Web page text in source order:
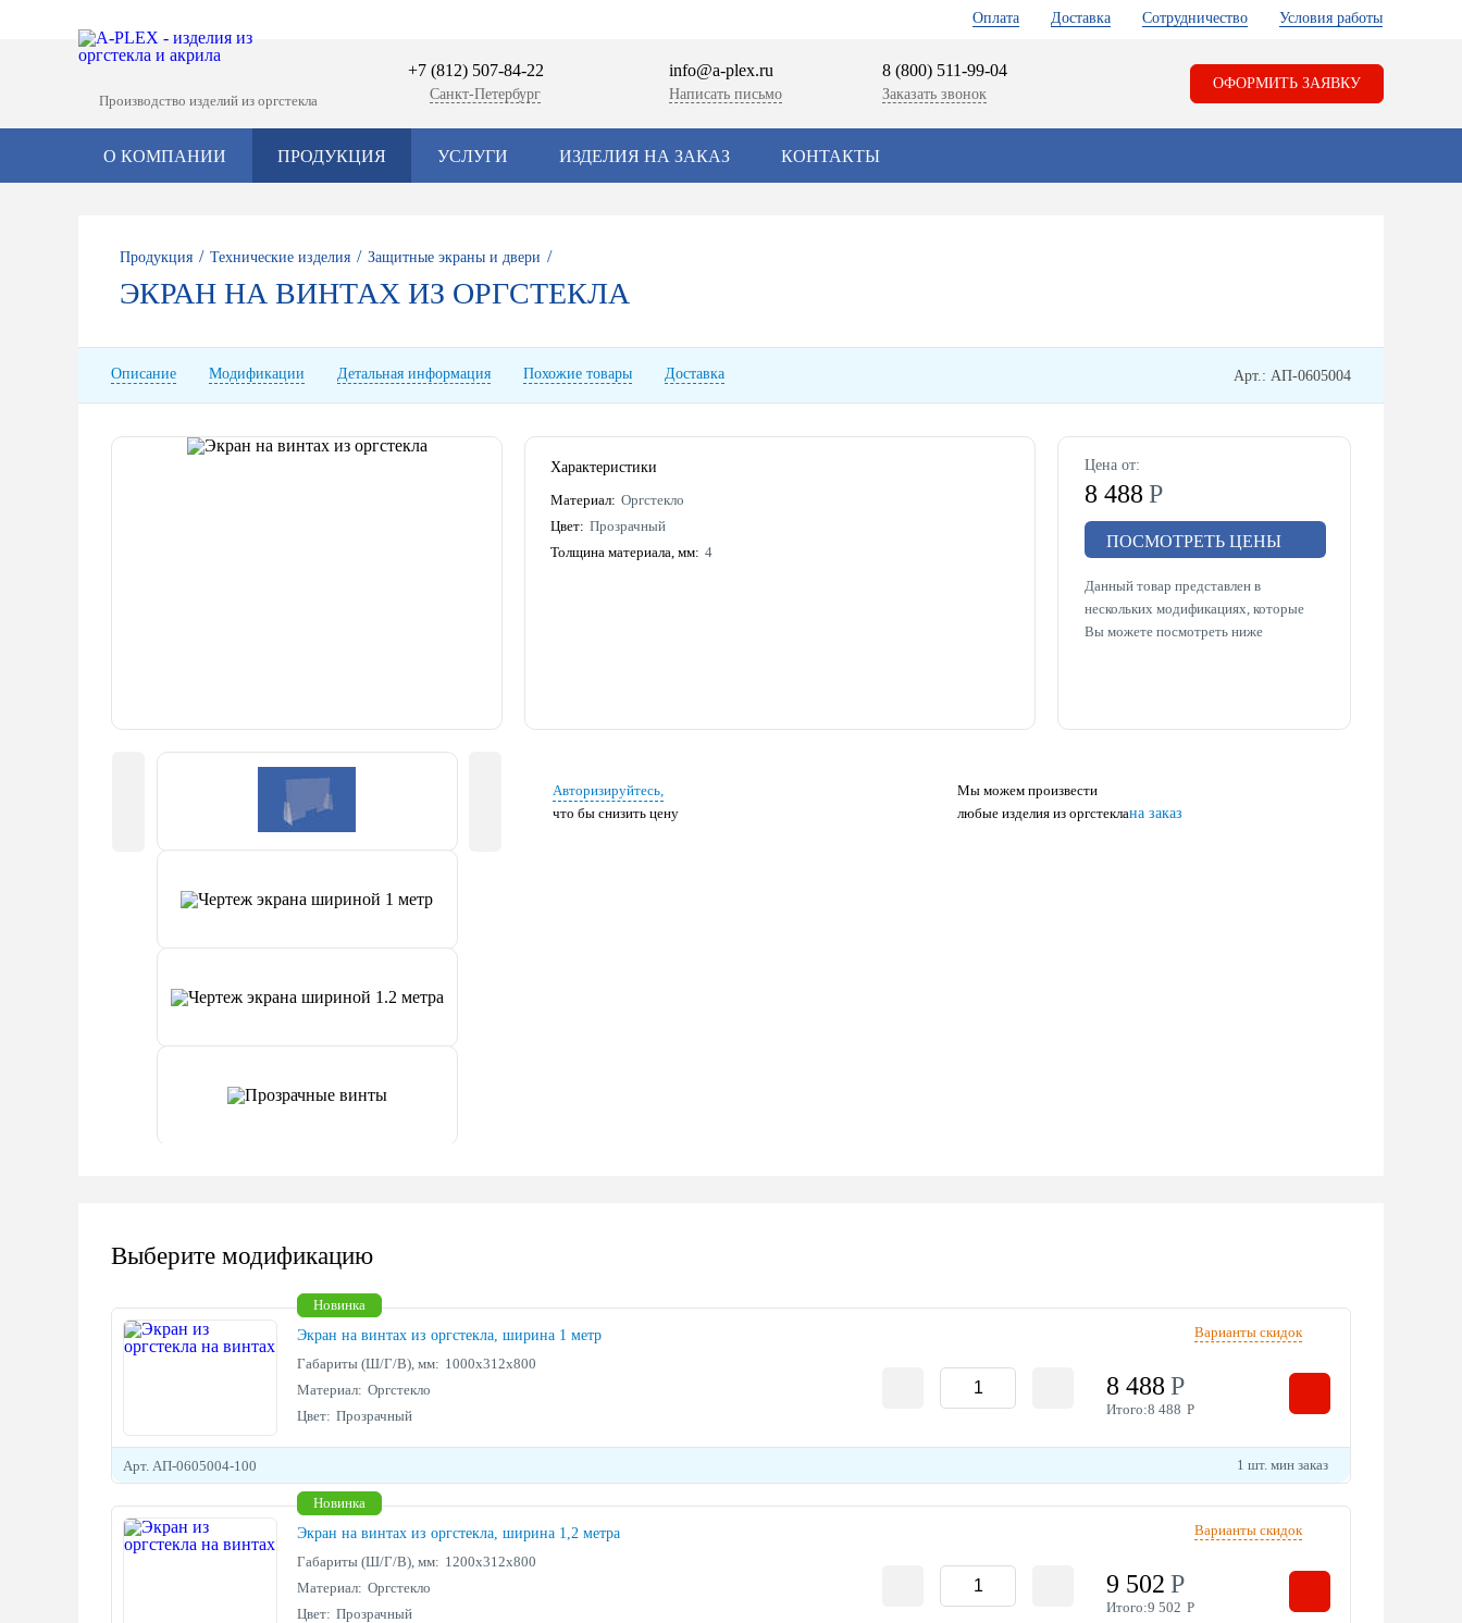
Условия работы
Сотрудничество
Доставка
Оплата
Производство изделий из оргстекла
ОФОРМИТЬ ЗАЯВКУ
+7 (812) 507-84-22
Санкт-Петербург
info@a-plex.ru
Написать письмо
8 (800) 511-99-04
Заказать звонок
О КОМПАНИИ ПРОДУКЦИЯ УСЛУГИ ИЗДЕЛИЯ НА ЗАКАЗ КОНТАКТЫ
Продукция / Технические изделия / Защитные экраны и двери /
ЭКРАН НА ВИНТАХ ИЗ ОРГСТЕКЛА
Описание Модификации Детальная информация Похожие товары Доставка Арт.: АП-0605004
Характеристики
Материал: Оргстекло
Цвет: Прозрачный
Толщина материала, мм: 4
Цена от:
8 488 Р
ПОСМОТРЕТЬ ЦЕНЫ
Данный товар представлен в
нескольких модификациях, которые
Вы можете посмотреть ниже
Авторизируйтесь,
что бы снизить цену
Мы можем произвести
любые изделия из оргстеклана заказ
Выберите модификацию
Варианты скидок
Новинка
Экран на винтах из оргстекла, ширина 1 метр
Габариты (Ш/Г/В), мм: 1000х312х800
Материал: Оргстекло
Цвет: Прозрачный
8 488 Р
Итого:8 488 Р
Арт. АП-0605004-100 1 шт. мин заказ
Варианты скидок
Новинка
Экран на винтах из оргстекла, ширина 1,2 метра
Габариты (Ш/Г/В), мм: 1200х312х800
Материал: Оргстекло
Цвет: Прозрачный
9 502 Р
Итого:9 502 Р